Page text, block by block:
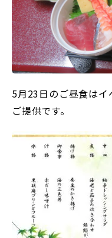
5月23日のご昼食は
ご提供です。